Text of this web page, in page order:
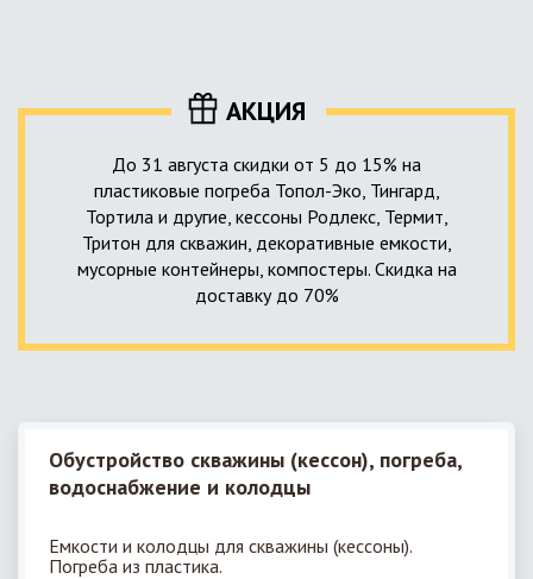
высокотехнологичное устройство, встраиваемое в
канализационную систему и обеспечивающее
АКЦИЯ
До 31 августа скидки от 5 до 15% на
пластиковые погреба Топол-Эко, Тингард,
Тортила и другие, кессоны Родлекс, Термит,
Тритон для скважин, декоративные емкости,
мусорные контейнеры, компостеры. Скидка на
доставку до 70%
Обустройство скважины (кессон), погреба,
водоснабжение и колодцы
Емкости и колодцы для скважины (кессоны).
Погреба из пластика.